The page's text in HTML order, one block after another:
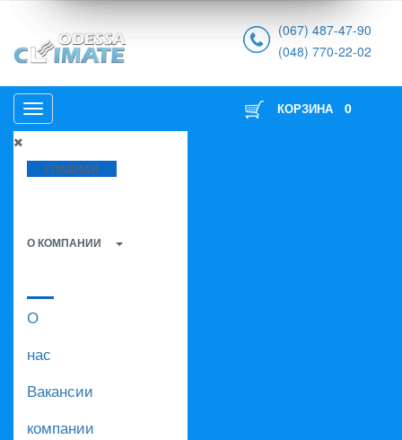
(067) 487-47-90
(048) 770-22-02
ГЛАВНАЯ
О КОМПАНИИ
О
нас
Вакансии
компании
КОРЗИНА 0